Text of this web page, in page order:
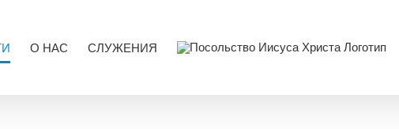
О НАС СЛУЖЕНИЯ